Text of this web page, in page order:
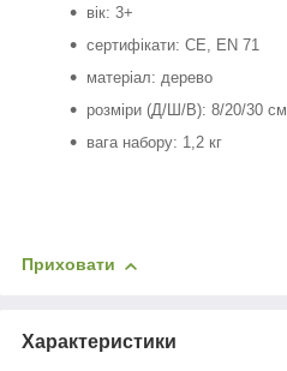
вік: 3+
сертифікати: CE, EN 71
матеріал: дерево
розміри (Д/Ш/В): 8/20/30 см
вага набору: 1,2 кг
Приховати
Характеристики